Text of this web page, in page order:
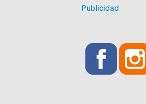
Publicidad